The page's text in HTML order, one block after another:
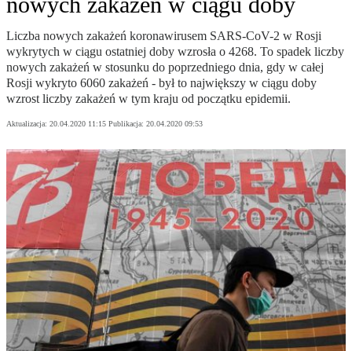
Liczba nowych zakażeń koronawirusem SARS-CoV-2 w Rosji
wykrytych w ciągu ostatniej doby wzrosła o 4268. To spadek liczby
nowych zakażeń w stosunku do poprzedniego dnia, gdy w całej
Rosji wykryto 6060 zakażeń - był to największy w ciągu doby
wzrost liczby zakażeń w tym kraju od początku epidemii.
Aktualizacja: 20.04.2020 11:15 Publikacja: 20.04.2020 09:53